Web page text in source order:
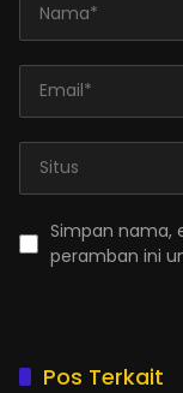
Simpan nama,
peramban ini
Pos Terkait